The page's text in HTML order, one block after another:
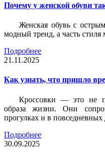
Почему у женской обуви
Женская обувь с
модный тренд, а часть
Подробнее
21.11.2025
Как узнать, что пришло
Кроссовки — это не
образа жизни. Они
прогулках и в повседневных
Подробнее
30.09.2025